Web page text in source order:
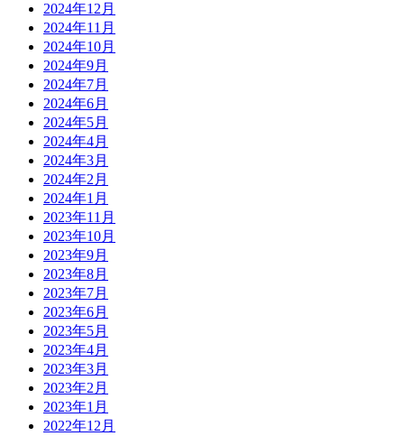
2024年12月
2024年11月
2024年10月
2024年9月
2024年7月
2024年6月
2024年5月
2024年4月
2024年3月
2024年2月
2024年1月
2023年11月
2023年10月
2023年9月
2023年8月
2023年7月
2023年6月
2023年5月
2023年4月
2023年3月
2023年2月
2023年1月
2022年12月